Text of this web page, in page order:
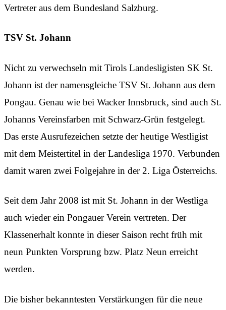
Vertreter aus dem Bundesland Salzburg.
TSV St. Johann
Nicht zu verwechseln mit Tirols Landesligisten SK St.
Johann ist der namensgleiche TSV St. Johann aus dem
Pongau. Genau wie bei Wacker Innsbruck, sind auch St.
Johanns Vereinsfarben mit Schwarz-Grün festgelegt.
Das erste Ausrufezeichen setzte der heutige Westligist
mit dem Meistertitel in der Landesliga 1970. Verbunden
damit waren zwei Folgejahre in der 2. Liga Österreichs.
Seit dem Jahr 2008 ist mit St. Johann in der Westliga
auch wieder ein Pongauer Verein vertreten. Der
Klassenerhalt konnte in dieser Saison recht früh mit
neun Punkten Vorsprung bzw. Platz Neun erreicht
werden.
Die bisher bekanntesten Verstärkungen für die neue